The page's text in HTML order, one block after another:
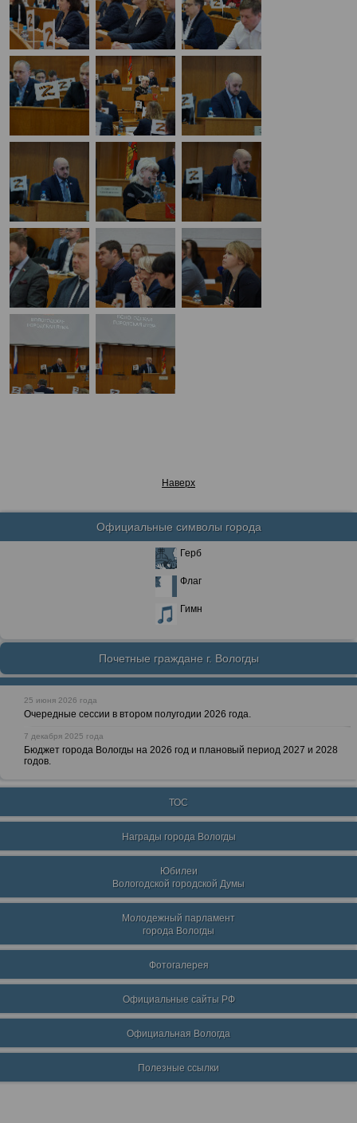
Наверх
Официальные символы города
Герб
Флаг
Гимн
Почетные граждане г. Вологды
25 июня 2026 года
Очередные сессии в втором полугодии 2026 года.
7 декабря 2025 года
Бюджет города Вологды на 2026 год и плановый период 2027 и 2028
годов.
ТОС
Награды города Вологды
Юбилеи
Вологодской городской Думы
Молодежный парламент
города Вологды
Фотогалерея
Официальные сайты РФ
Официальная Вологда
Полезные ссылки